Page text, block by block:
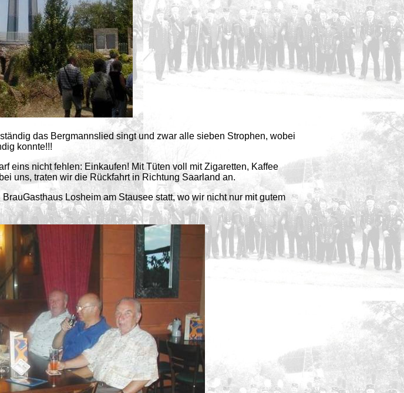
das Bergmannslied singt und zwar alle sieben Strophen, wobei
konnte!!!
eins nicht fehlen: Einkaufen! Mit Tüten voll mit Zigaretten, Kaffee
uns, traten wir die Rückfahrt in Richtung Saarland an.
Losheim am Stausee statt, wo wir nicht nur mit gutem